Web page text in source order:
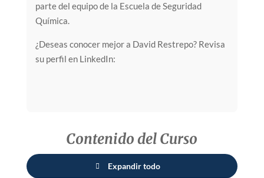
parte del equipo de la Escuela de Seguridad
Química.
¿Deseas conocer mejor a David Restrepo? Revisa
su perfil en LinkedIn:
Contenido del Curso
Expandir todo
Lecciones